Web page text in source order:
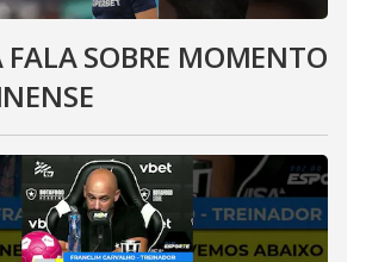
SOBRE MOMENTO